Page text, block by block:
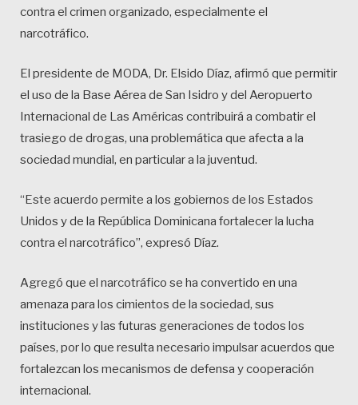
contra el crimen organizado, especialmente el
narcotráfico.
El presidente de MODA, Dr. Elsido Díaz, afirmó que permitir
el uso de la Base Aérea de San Isidro y del Aeropuerto
Internacional de Las Américas contribuirá a combatir el
trasiego de drogas, una problemática que afecta a la
sociedad mundial, en particular a la juventud.
“Este acuerdo permite a los gobiernos de los Estados
Unidos y de la República Dominicana fortalecer la lucha
contra el narcotráfico”, expresó Díaz.
Agregó que el narcotráfico se ha convertido en una
amenaza para los cimientos de la sociedad, sus
instituciones y las futuras generaciones de todos los
países, por lo que resulta necesario impulsar acuerdos que
fortalezcan los mecanismos de defensa y cooperación
internacional.